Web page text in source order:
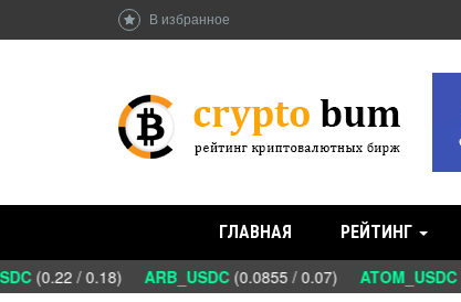
В избранное
ГЛАВНАЯ РЕЙТИНГ
(0.22 / 0.18) ARB_USDC(0.0855 / 0.07) ATOM_USDC